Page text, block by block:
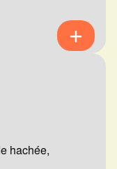
hachée,